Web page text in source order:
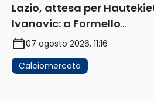
Lazio, attesa per
Ivanovic: a Formello
attendono risposte
07 agosto 2026, 11:16
Calciomercato